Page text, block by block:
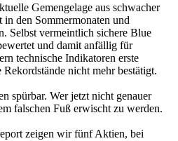
Gemengelage aus schwacher
den Sommermonaten und
Selbst vermeintlich sichere Blue
und damit anfällig für
technische Indikatoren erste
nicht mehr bestätigt.
spürbar. Wer jetzt nicht genauer
falschen Fuß erwischt zu werden.
zeigen wir fünf Aktien, bei